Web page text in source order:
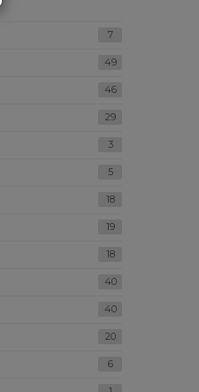
7
49
46
29
3
5
18
19
18
40
40
20
6